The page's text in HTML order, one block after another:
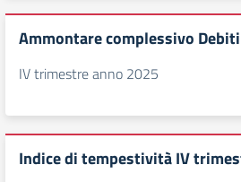
Ammontare complessivo
IV trimestre anno 2025
Indice di tempestività IV